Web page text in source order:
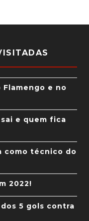
Flamengo e no
e quem fica
como técnico do
2022!
5 gols contra